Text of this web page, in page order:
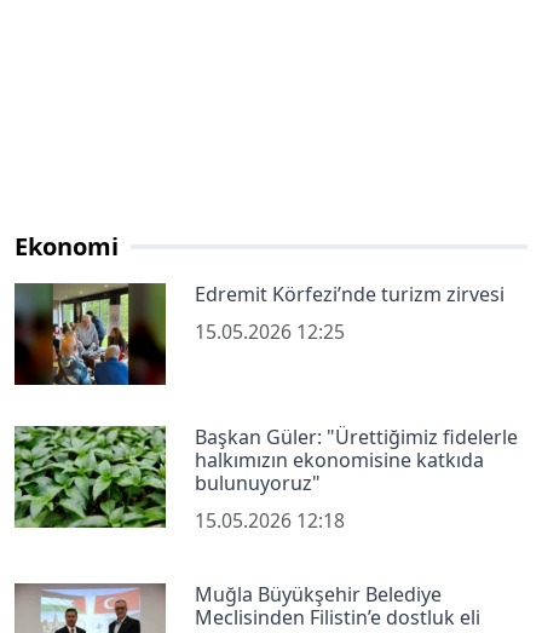
Ekonomi
Edremit Körfezi’nde turizm zirvesi
15.05.2026 12:25
Başkan Güler: "Ürettiğimiz fidelerle
halkımızın ekonomisine katkıda
bulunuyoruz"
15.05.2026 12:18
Muğla Büyükşehir Belediye
Meclisinden Filistin’e dostluk eli